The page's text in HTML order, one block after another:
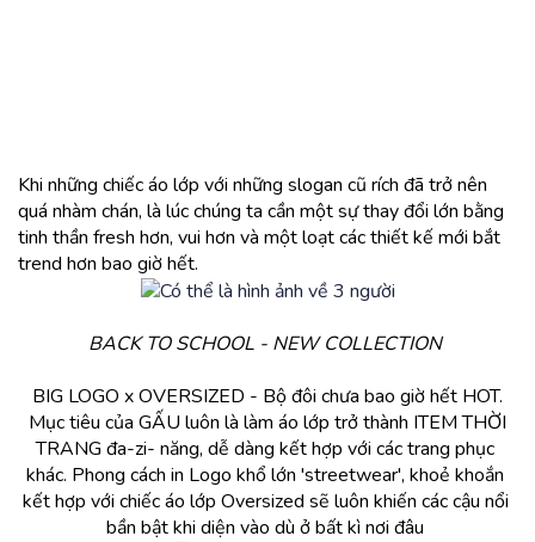
Khi những chiếc áo lớp với những slogan cũ rích đã trở nên
quá nhàm chán, là lúc chúng ta cần một sự thay đổi lớn bằng
tinh thần fresh hơn, vui hơn và một loạt các thiết kế mới bắt
trend hơn bao giờ hết.
BACK TO SCHOOL - NEW COLLECTION
BIG LOGO x OVERSIZED - Bộ đôi chưa bao giờ hết HOT.
Mục tiêu của GẤU luôn là làm áo lớp trở thành ITEM THỜI
TRANG đa-zi- năng, dễ dàng kết hợp với các trang phục
khác. Phong cách in Logo khổ lớn 'streetwear', khoẻ khoắn
kết hợp với chiếc áo lớp Oversized sẽ luôn khiến các cậu nổi
bần bật khi diện vào dù ở bất kì nơi đâu